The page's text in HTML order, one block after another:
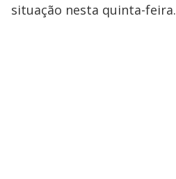
situação nesta quinta-feira.